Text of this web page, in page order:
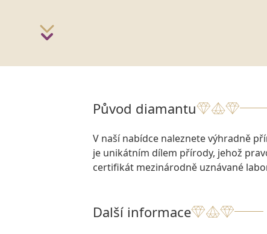
Původ diamantu
V naší nabídce naleznete výhradně
je unikátním dílem přírody, jehož
certifikát mezinárodně uznávané
Další informace